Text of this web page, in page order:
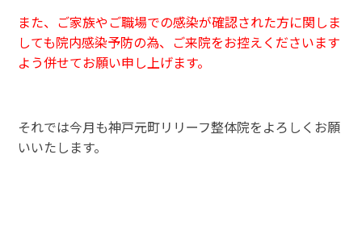
また、ご家族やご職場での感染が確認された方に関しま
しても院内感染予防の為、ご来院をお控えくださいます
よう併せてお願い申し上げます。
それでは今月も神戸元町リリーフ整体院をよろしくお願
いいたします。